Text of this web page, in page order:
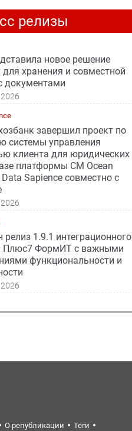
релизы
новое решение
для хранения и совместной
документами
завершил проект по
системы управления
клиента для юридических
платформы CM Ocean
Sapience совместно с
1.9.1 интеграционного
Плюс7 ФормИТ с важными
функциональности и
О републикации
Теги